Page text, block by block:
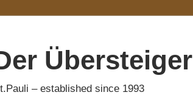
Übersteiger
– established since 1993